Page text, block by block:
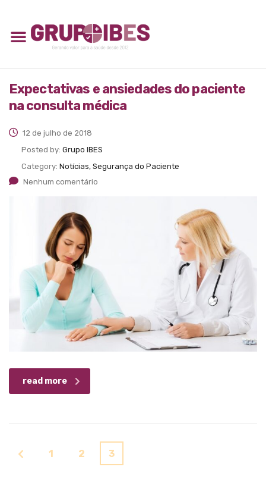
Expectativas e ansiedades do paciente
na consulta médica
12 de julho de 2018
Posted by: Grupo IBES
Category: Notícias, Segurança do Paciente
Nenhum comentário
read more
1 2 3